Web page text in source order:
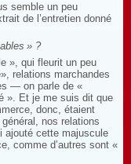
semble un peu
de l’entretien donné
» ?
», qui fleurit un peu
relations marchandes
— on parle de «
». Et je me suis dit que
donc, étaient
nos relations
ajouté cette majuscule
comme d’autres sont «